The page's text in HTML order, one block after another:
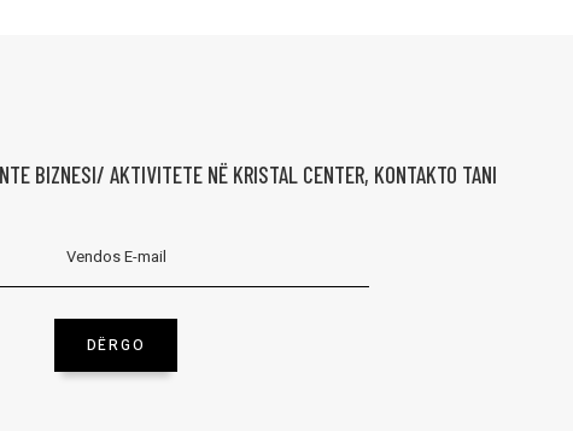
BIZNESI/ AKTIVITETE NË KRISTAL CENTER, KONTAKTO TANI
DËRGO